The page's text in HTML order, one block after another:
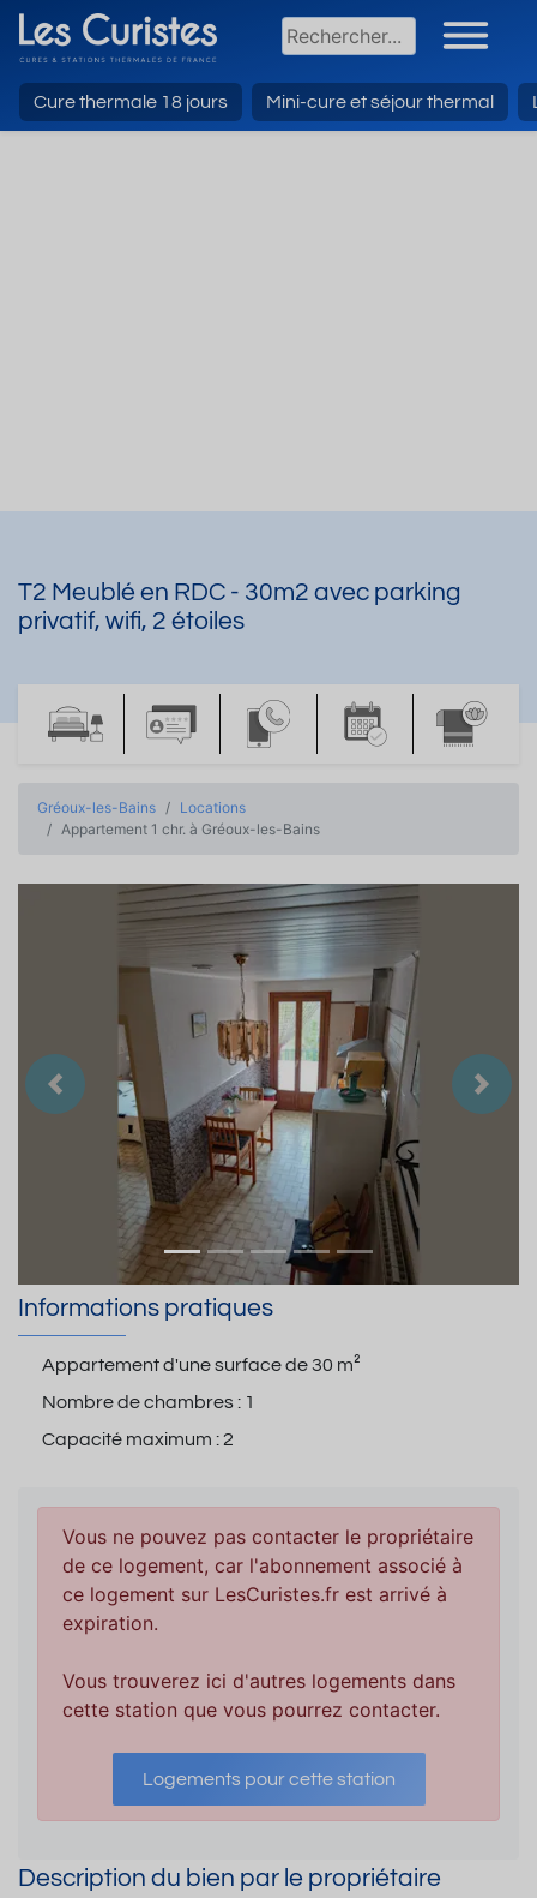
Cure thermale 18 jours Mini-cure et séjour thermal
T2 Meublé en RDC - 30m2 avec parking
privatif, wifi, 2 étoiles
Gréoux-les-Bains
Locations
Appartement 1 chr. à Gréoux-les-Bains
Précedent
Informations pratiques
Appartement d'une surface de30 m²
Nombre de chambres : 1
Capacité maximum :2
Vous ne pouvez pas contacter le propriétaire
de ce logement, car l'abonnement associé à
ce logement sur LesCuristes.fr est arrivé à
expiration.
Vous trouverez ici d'autres logements dans
cette station que vous pourrez contacter.
Logements pour cette station
Description du bien par le propriétaire